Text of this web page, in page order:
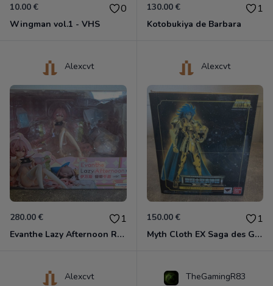
10.00 € 0
Wingman vol.1 - VHS
130.00 € 1
Kotobukiya de Barbara
Alexcvt
280.00 € 1
Evanthe Lazy Afternoon Red Pride of Eden
Alexcvt
150.00 € 1
Myth Cloth EX Saga des Gémeaux
Alexcvt TheGamingR83